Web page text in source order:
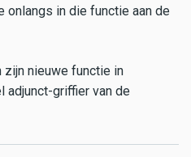
onlangs in die functie aan de
zijn nieuwe functie in
adjunct-griffier van de